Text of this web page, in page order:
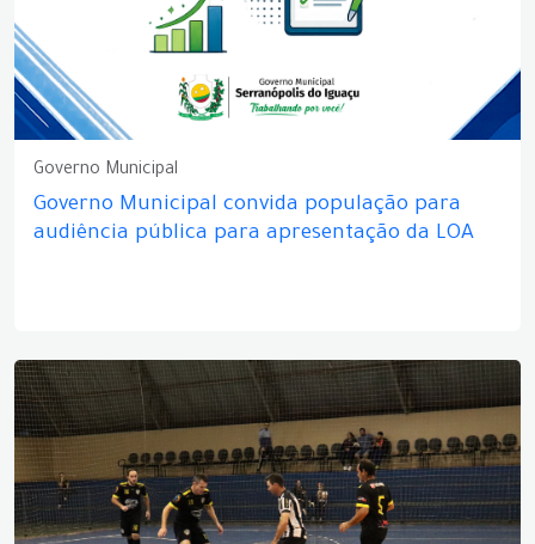
Governo Municipal
Governo Municipal convida população para
audiência pública para apresentação da LOA